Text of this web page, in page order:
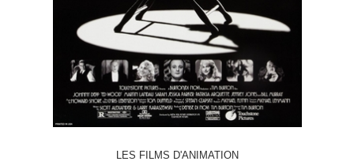
LES FILMS D'ANIMATION